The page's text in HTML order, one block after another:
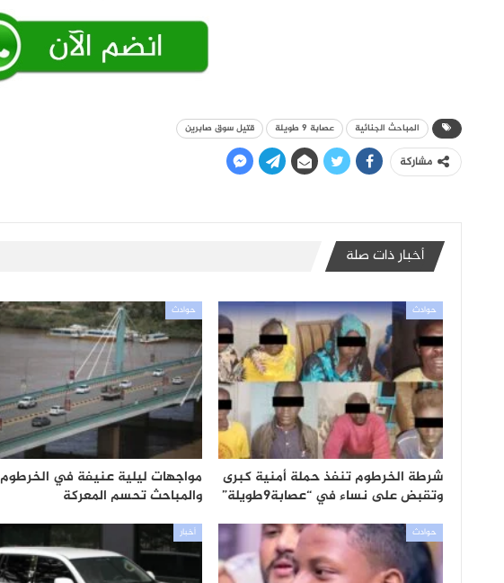
المباحث الجنائية عصابة 9 طويلة قتيل سوق صابرين
مشاركة
أخبار ذات صلة
حوادث
شرطة الخرطوم تنفذ حملة أمنية كبرى
وتقبض على نساء في “عصابة9طويلة”
حوادث
مواجهات ليلية عنيفة في الخرطوم
والمباحث تحسم المعركة
حوادث أخبار